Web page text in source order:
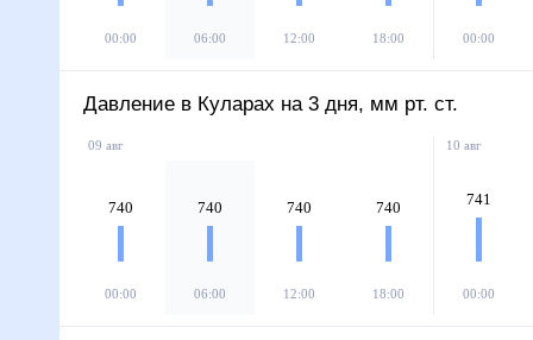
00:00 06:00 12:00 18:00 00:00
Давление в Куларах на 3 дня, мм рт. ст.
09 авг
740
00:00
740
06:00
740
12:00
740
18:00
10 авг
741
00:00